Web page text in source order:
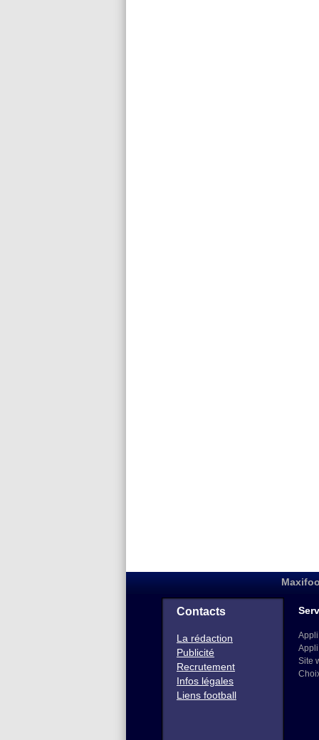
Contacts
La rédaction
Publicité
Recrutement
Infos légales
Liens football
Site